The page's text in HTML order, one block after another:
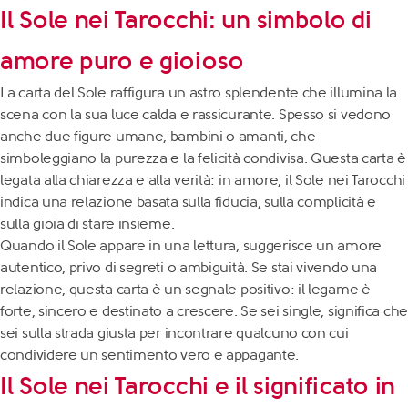
Il Sole nei Tarocchi: un simbolo di
amore puro e gioioso
La carta del Sole raffigura un astro splendente che illumina la
scena con la sua luce calda e rassicurante. Spesso si vedono
anche due figure umane, bambini o amanti, che
simboleggiano la purezza e la felicità condivisa. Questa carta è
legata alla chiarezza e alla verità: in amore, il Sole nei Tarocchi
indica una relazione basata sulla fiducia, sulla complicità e
sulla gioia di stare insieme.
Quando il Sole appare in una lettura, suggerisce un amore
autentico, privo di segreti o ambiguità. Se stai vivendo una
relazione, questa carta è un segnale positivo: il legame è
forte, sincero e destinato a crescere. Se sei single, significa che
sei sulla strada giusta per incontrare qualcuno con cui
condividere un sentimento vero e appagante.
Il Sole nei Tarocchi e il significato in